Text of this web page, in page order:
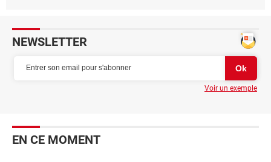
NEWSLETTER
Voir un exemple
EN CE MOMENT